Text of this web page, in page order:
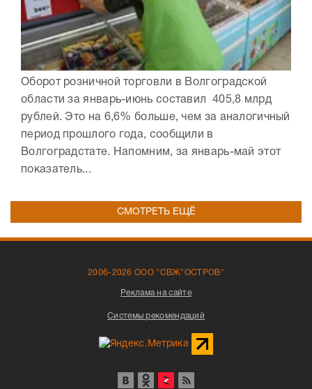
Оборот розничной торговли в Волгоградской
области за январь-июнь составил 405,8 млрд
рублей. Это на 6,6% больше, чем за аналогичный
период прошлого года, сообщили в
Волгоградстате. Напомним, за январь-май этот
показатель...
СМОТРЕТЬ ЕЩЁ
2006-2026 ООО "СВЖ"ОСТРОВ"
Реклама на сайте
Системы рекомендаций